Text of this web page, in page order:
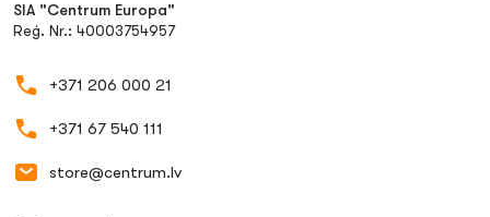
SIA "Centrum Europa"
Reģ. Nr.: 40003754957
+371 206 000 21
+371 67 540 111
store@centrum.lv